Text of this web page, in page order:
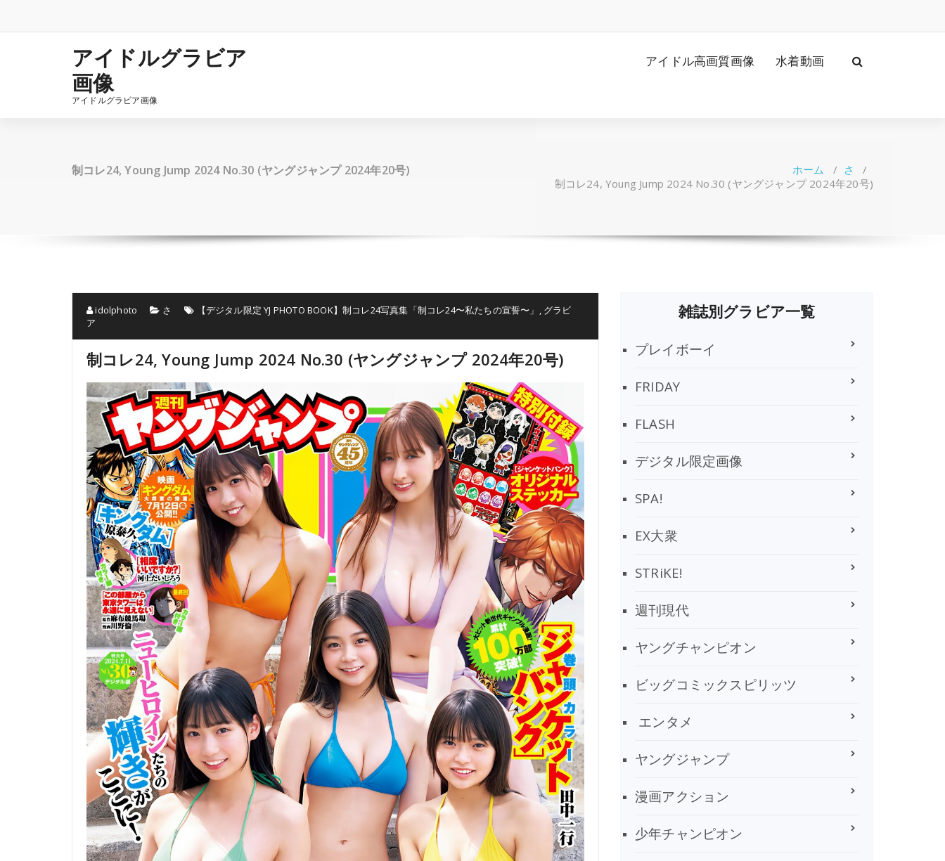
テ
アイドルグラビア
画像
アイドルグラビア画像
アイドル高画質画像 水着動画
制コレ24, Young Jump 2024 No.30 (ヤングジャンプ 2024年20号) ホーム / さ
/
制コレ24, Young Jump 2024 No.30 (ヤングジャンプ 2024年20号)
idolphoto さ 【デジタル限定 YJ PHOTO BOOK】制コレ24写真集「制コレ24〜私たちの宣誓〜」 , グラビ
ア
制コレ24, Young Jump 2024 No.30 (ヤングジャンプ 2024年20号)
雑誌別グラビア一覧
プレイボーイ
FRIDAY
FLASH
デジタル限定画像
SPA!
EX大衆
STRiKE!
週刊現代
ヤングチャンピオン
ビッグコミックスピリッツ
エンタメ
ヤングジャンプ
漫画アクション
少年チャンピオン